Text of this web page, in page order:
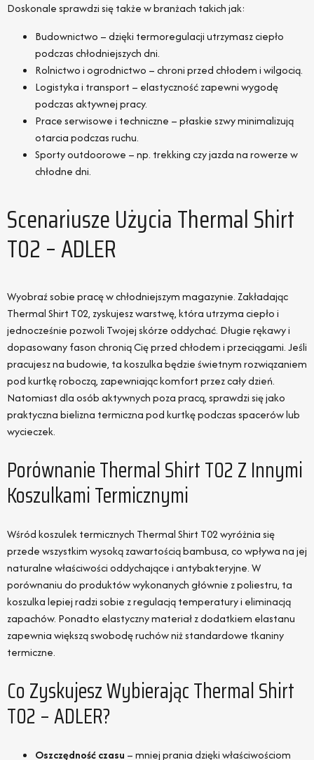
Doskonale sprawdzi się także w branżach takich jak:
Budownictwo – dzięki termoregulacji utrzymasz ciepło
podczas chłodniejszych dni.
Rolnictwo i ogrodnictwo – chroni przed chłodem i wilgocią.
Logistyka i transport – elastyczność zapewni wygodę
podczas aktywnej pracy.
Prace serwisowe i techniczne – płaskie szwy minimalizują
otarcia podczas ruchu.
Sporty outdoorowe – np. trekking czy jazda na rowerze w
chłodne dni.
Scenariusze Użycia Thermal Shirt
T02 – ADLER
Wyobraź sobie pracę w chłodniejszym magazynie. Zakładając
Thermal Shirt T02, zyskujesz warstwę, która utrzyma ciepło i
jednocześnie pozwoli Twojej skórze oddychać. Długie rękawy i
dopasowany fason chronią Cię przed chłodem i przeciągami. Jeśli
pracujesz na budowie, ta koszulka będzie świetnym rozwiązaniem
pod kurtkę roboczą, zapewniając komfort przez cały dzień.
Natomiast dla osób aktywnych poza pracą, sprawdzi się jako
praktyczna bielizna termiczna pod kurtkę podczas spacerów lub
wycieczek.
Porównanie Thermal Shirt T02 Z Innymi
Koszulkami Termicznymi
Wśród koszulek termicznych Thermal Shirt T02 wyróżnia się
przede wszystkim wysoką zawartością bambusa, co wpływa na jej
naturalne właściwości oddychające i antybakteryjne. W
porównaniu do produktów wykonanych głównie z poliestru, ta
koszulka lepiej radzi sobie z regulacją temperatury i eliminacją
zapachów. Ponadto elastyczny materiał z dodatkiem elastanu
zapewnia większą swobodę ruchów niż standardowe tkaniny
termiczne.
Co Zyskujesz Wybierając Thermal Shirt
T02 – ADLER?
Oszczędność czasu – mniej prania dzięki właściwościom